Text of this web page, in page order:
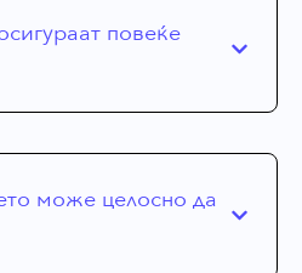
повеќе
може целосно да